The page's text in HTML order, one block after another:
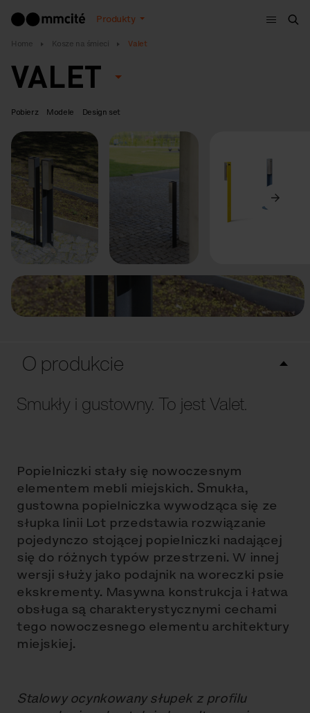
Produkty
Menu
Home Kosze na śmieci Valet
VALET
Pobierz Modele Design set
Poprzedni
O produkcie
Smukły i gustowny. To jest Valet.
Popielniczki stały się nowoczesnym
elementem mebli miejskich. Smukła,
gustowna popielniczka wywodząca się ze
słupka linii Lot przedstawia rozwiązanie
pojedynczo stojącej popielniczki nadającej
się do różnych typów przestrzeni. W innej
wersji służy jako podajnik na woreczki psie
ekskrementy. Masywna konstrukcja i łatwa
obsługa są charakterystycznymi cechami
tego nowoczesnego elementu architektury
miejskiej.
Stalowy ocynkowany słupek z profilu